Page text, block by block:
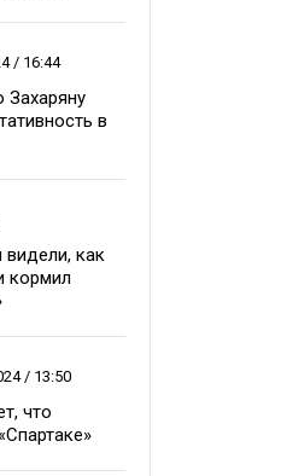
/ 16:44
Захаряну
в
как
кормил
/ 13:50
что